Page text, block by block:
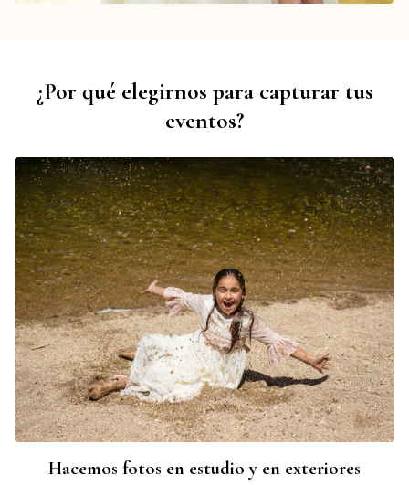
¿Por qué elegirnos para capturar tus
eventos?
Hacemos fotos en estudio y en exteriores